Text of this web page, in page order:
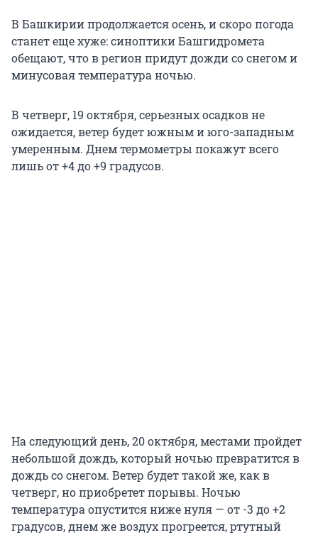
В Башкирии продолжается осень, и скоро погода
станет еще хуже: синоптики Башгидромета
обещают, что в регион придут дожди со снегом и
минусовая температура ночью.
В четверг, 19 октября, серьезных осадков не
ожидается, ветер будет южным и юго-западным
умеренным. Днем термометры покажут всего
лишь от +4 до +9 градусов.
На следующий день, 20 октября, местами пройдет
небольшой дождь, который ночью превратится в
дождь со снегом. Ветер будет такой же, как в
четверг, но приобретет порывы. Ночью
температура опустится ниже нуля — от -3 до +2
градусов, днем же воздух прогреется, ртутный